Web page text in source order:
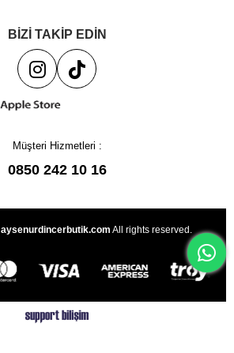
BİZİ TAKİP EDİN
Müşteri Hizmetleri :
0850 242 10 16
aysenurdincerbutik.com All rights reserved.